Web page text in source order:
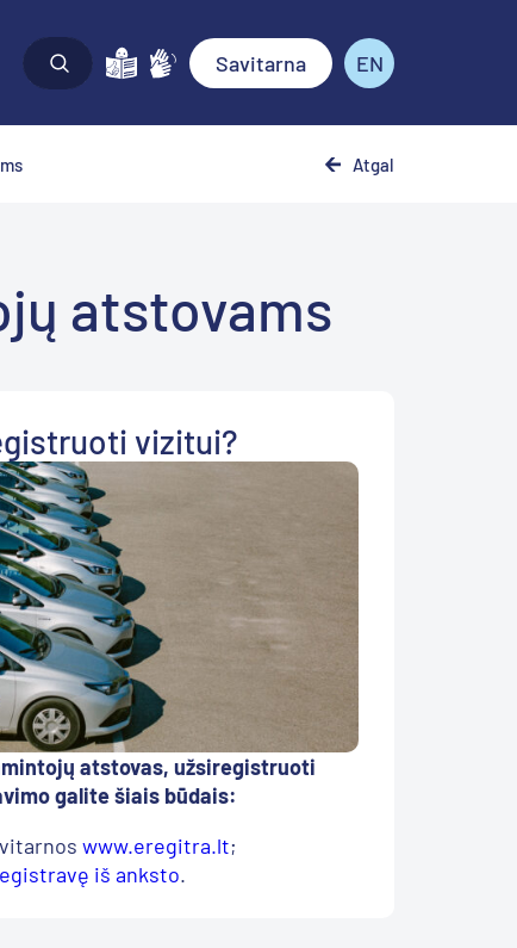
Savitarna EN
Atgal
atstovams
vizitui?
atstovas, užsiregistruoti
galite šiais būdais:
www.eregitra.lt;
iš anksto.